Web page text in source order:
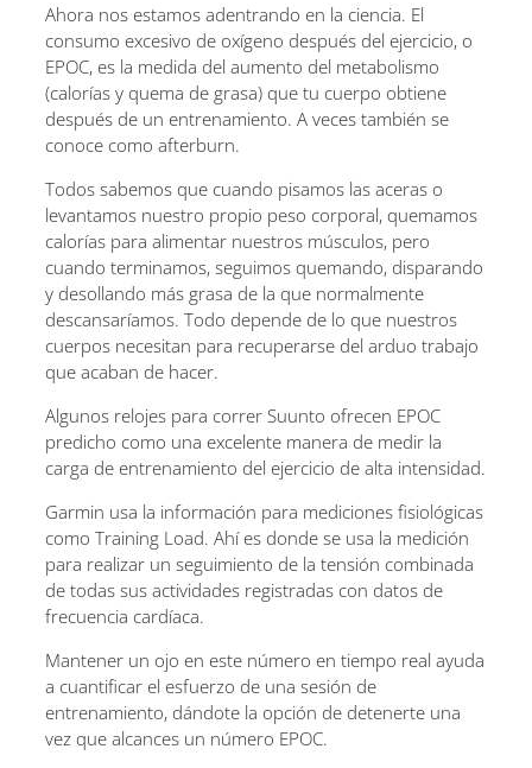
Ahora nos estamos adentrando en la ciencia. El
consumo excesivo de oxígeno después del ejercicio, o
EPOC, es la medida del aumento del metabolismo
(calorías y quema de grasa) que tu cuerpo obtiene
después de un entrenamiento. A veces también se
conoce como afterburn.
Todos sabemos que cuando pisamos las aceras o
levantamos nuestro propio peso corporal, quemamos
calorías para alimentar nuestros músculos, pero
cuando terminamos, seguimos quemando, disparando
y desollando más grasa de la que normalmente
descansaríamos. Todo depende de lo que nuestros
cuerpos necesitan para recuperarse del arduo trabajo
que acaban de hacer.
Algunos relojes para correr Suunto ofrecen EPOC
predicho como una excelente manera de medir la
carga de entrenamiento del ejercicio de alta intensidad.
Garmin usa la información para mediciones fisiológicas
como Training Load. Ahí es donde se usa la medición
para realizar un seguimiento de la tensión combinada
de todas sus actividades registradas con datos de
frecuencia cardíaca.
Mantener un ojo en este número en tiempo real ayuda
a cuantificar el esfuerzo de una sesión de
entrenamiento, dándote la opción de detenerte una
vez que alcances un número EPOC.